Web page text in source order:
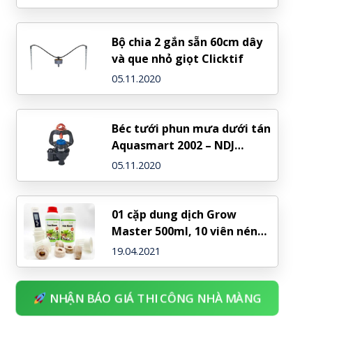
Bộ chia 2 gắn sẵn 60cm dây
và que nhỏ giọt Clicktif
05.11.2020
Béc tưới phun mưa dưới tán
Aquasmart 2002 – NDJ
(Israel)
05.11.2020
01 cặp dung dịch Grow
Master 500ml, 10 viên nén
xơ dừa, 10 rọ nhựa, 1 bút đo
TDS
19.04.2021
NHẬN BÁO GIÁ THI CÔNG NHÀ MÀNG